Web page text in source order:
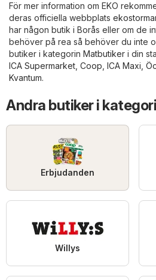
För mer information om EKO
deras officiella webbplats
har någon butik i Borås eller om de
behöver på rea så behöver du inte
butiker i kategorin Matbutiker i din
ICA Supermarket Coop ICA Maxi
Kvantum.
Andra butiker i
Erbjudanden
Willys